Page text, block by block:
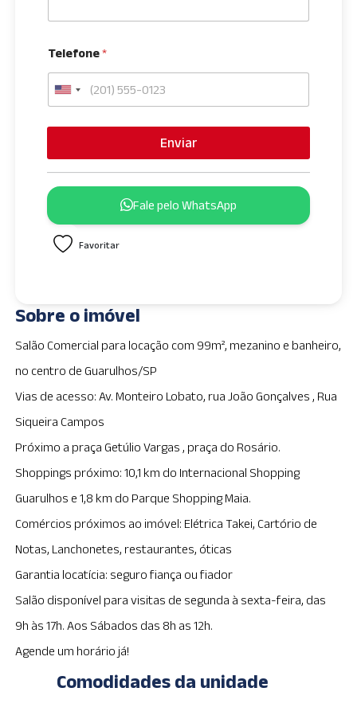
Telefone*
U
e
d
t
a
+
1
Enviar
Fale pelo WhatsApp
Favoritar
Sobre o imóvel
Salão Comercial para locação com 99m², mezanino e banheiro,
no centro de Guarulhos/SP
Vias de acesso: Av. Monteiro Lobato, rua João Gonçalves , Rua
Siqueira Campos
Próximo a praça Getúlio Vargas , praça do Rosário.
Shoppings próximo: 10,1 km do Internacional Shopping
Guarulhos e 1,8 km do Parque Shopping Maia.
Comércios próximos ao imóvel: Elétrica Takei, Cartório de
Notas, Lanchonetes, restaurantes, óticas
Garantia locatícia: seguro fiança ou fiador
Salão disponível para visitas de segunda à sexta-feira, das
9h às 17h. Aos Sábados das 8h as 12h.
Agende um horário já!
Comodidades da unidade